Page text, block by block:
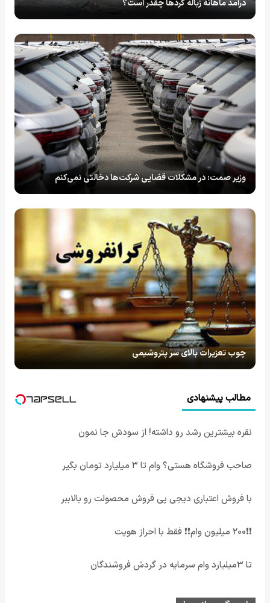
درآمد ماهانه زباله گردها چقدر است؟
وزیر صمت: در مشکلات قضایی شرکت‌ها دخالتی نمی‌کنم
چوب تعزیرات بالای سر پتروشیمی
مطالب پیشنهادی
نقره بیشترین رشد رو داشته! از سودش جا نمون
صاحب فروشگاه هستی؟ وام تا ۳ میلیارد تومان بگیر
با فروش اعتباری دیجی پی فروش محصولت رو بالاببر
❗❗200 میلیون وام❗❗ فقط با احراز هویت
تا 3میلیارد وام سرمایه در گردش فروشندگان